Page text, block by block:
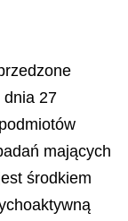
dnia 27
mających
środkiem